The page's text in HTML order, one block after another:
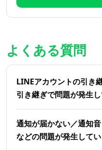
よくある質問
LINEアカウントの引き
引き継ぎで問題が発生
通知が届かない／通知
などの問題が発生して